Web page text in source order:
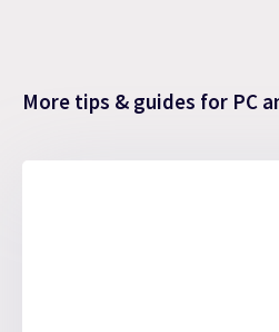
More tips & guides for PC